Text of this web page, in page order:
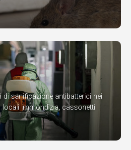
di sanificazione antibatterici nei
locali immondizia, cassonetti